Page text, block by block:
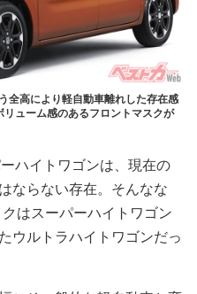
全高により軽自動車離れした存在感
ューム感のあるフロントマスクが
ハイトワゴンは、現在の
ならない存在。そんなな
はスーパーハイトワゴン
ウルトラハイトワゴンだっ